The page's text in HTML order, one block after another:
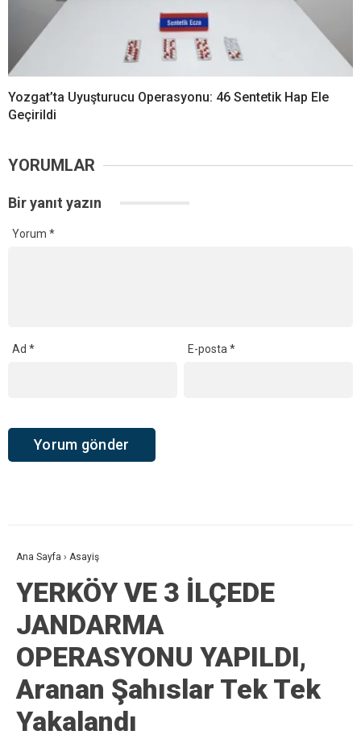
Yozgat’ta Uyuşturucu Operasyonu: 46 Sentetik Hap Ele
Geçirildi
YORUMLAR
Bir yanıt yazın
Yorum *
Ad * E-posta*
Ana Sayfa › Asayiş
YERKÖY VE 3 İLÇEDE
JANDARMA
OPERASYONU YAPILDI,
Aranan Şahıslar Tek Tek
Yakalandı